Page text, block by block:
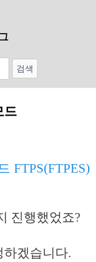
드
FTPS(FTPES)
진행했었죠?
하겠습니다.